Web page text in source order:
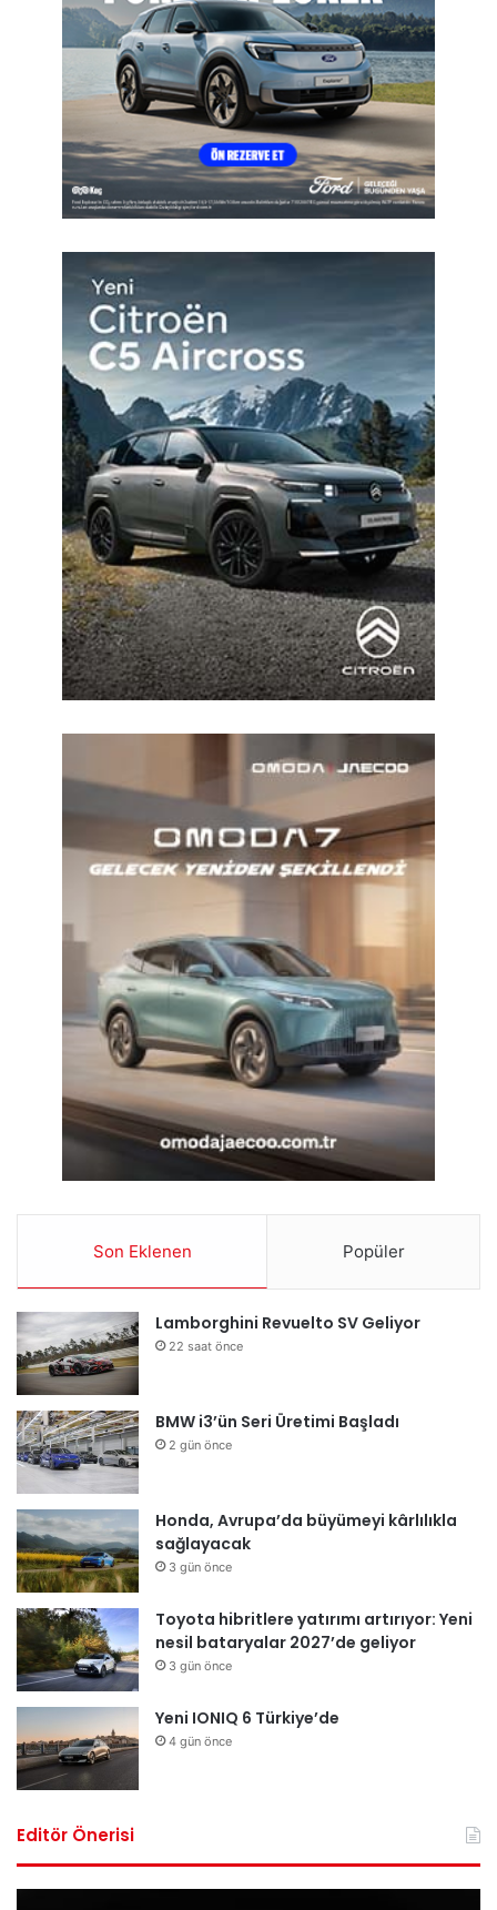
Son Eklenen Popüler
Lamborghini Revuelto SV Geliyor
22 saat önce
BMW i3’ün Seri Üretimi Başladı
2 gün önce
Honda, Avrupa’da büyümeyi kârlılıkla
sağlayacak
3 gün önce
Toyota hibritlere yatırımı artırıyor: Yeni
nesil bataryalar 2027’de geliyor
3 gün önce
Yeni IONIQ 6 Türkiye’de
4 gün önce
Editör Önerisi